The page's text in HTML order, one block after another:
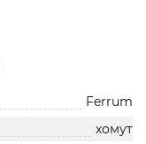
Ferrum
хомут